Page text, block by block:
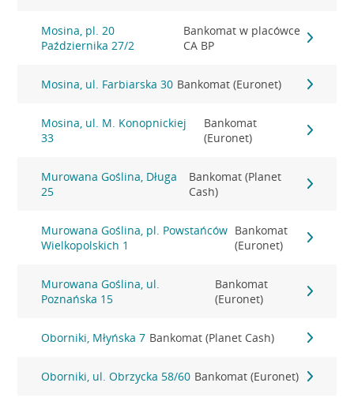
Mosina, pl. 20
Października 27/2
Bankomat w placówce
CA BP
Mosina, ul. Farbiarska 30 Bankomat (Euronet)
Mosina, ul. M. Konopnickiej
33
Bankomat
(Euronet)
Murowana Goślina, Długa
25
Bankomat (Planet
Cash)
Murowana Goślina, pl. Powstańców
Wielkopolskich 1
Bankomat
(Euronet)
Murowana Goślina, ul.
Poznańska 15
Bankomat
(Euronet)
Oborniki, Młyńska 7 Bankomat (Planet Cash)
Oborniki, ul. Obrzycka 58/60 Bankomat (Euronet)